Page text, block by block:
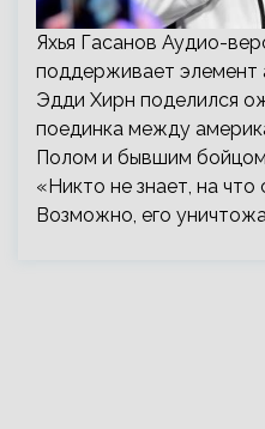
Яхья Гасанов Аудио-
поддерживает элемент
Эдди Хирн поделился
поединка между
Полом и бывшим
«Никто не знает, на
Возможно, его